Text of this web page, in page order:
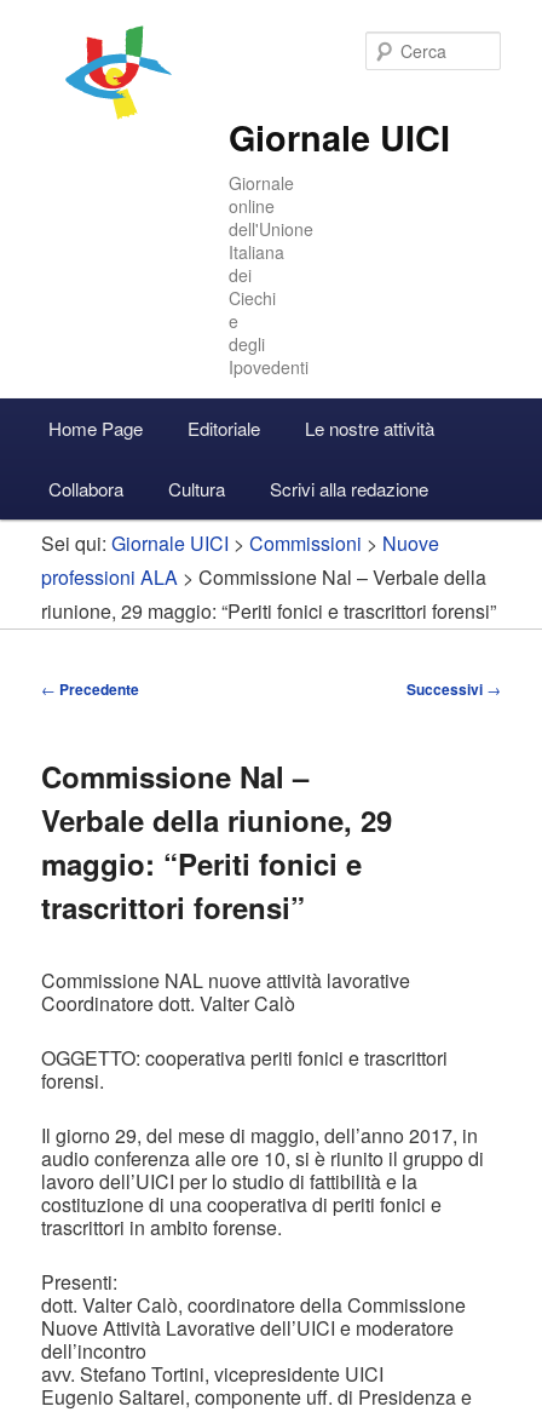
Giornale UICI
Giornale
online
dell'Unione
Italiana
dei
Ciechi
e
degli
Ipovedenti
principale
Vai
al
contenuto
principale
Vai
al
contenuto
secondario
Accedi
Home Page Editoriale Le nostre attività
Collabora Cultura Scrivi alla redazione
Sei qui:Giornale UICI >Commissioni > Nuove
professioni ALA > Commissione Nal – Verbale della
riunione, 29 maggio: “Periti fonici e trascrittori forensi”
Navigazione
← Precedente Successivi →
Commissione Nal –
Verbale della riunione, 29
maggio: “Periti fonici e
trascrittori forensi”
Commissione NAL nuove attività lavorative
Coordinatore dott. Valter Calò
OGGETTO: cooperativa periti fonici e trascrittori
forensi.
Il giorno 29, del mese di maggio, dell’anno 2017, in
audio conferenza alle ore 10, si è riunito il gruppo di
lavoro dell’UICI per lo studio di fattibilità e la
costituzione di una cooperativa di periti fonici e
trascrittori in ambito forense.
Presenti:
dott. Valter Calò, coordinatore della Commissione
Nuove Attività Lavorative dell’UICI e moderatore
dell’incontro
avv. Stefano Tortini, vicepresidente UICI
Eugenio Saltarel, componente uff. di Presidenza e